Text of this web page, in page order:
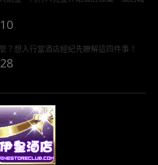
？想入行當酒店經紀先瞭解這四件事！